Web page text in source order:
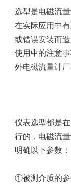
选型是电磁流
在实际应用中
或错误安装而
使用中的注意
外电磁流量计厂
仪表选型都是
行的，电磁流
明确以下参数：
①被测介质的